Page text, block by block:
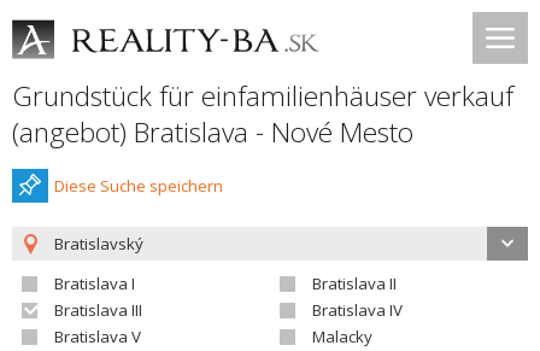
Grundstück für einfamilienhäuser verkauf
(angebot) Bratislava - Nové Mesto
Diese Suche speichern
Bratislavský
Bratislava I
Bratislava II
Bratislava III
Bratislava IV
Bratislava V
Malacky